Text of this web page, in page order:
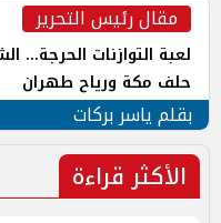
مقال رئيس التحرير
لعبة التوازنات الحرجة...
حلف مكة ورياح طهران
بقلم ياسر بركات
الأكثر قراءة